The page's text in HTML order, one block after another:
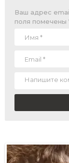
Ваш адрес
поля помечены